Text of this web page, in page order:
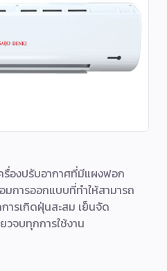
องปรับอากาศที่มีแผงฟอก
การออกแบบที่ทำให้สามารถ
ารเกิดฝุ่นสะสม เย็นจัด
วจบทุกการใช้งาน